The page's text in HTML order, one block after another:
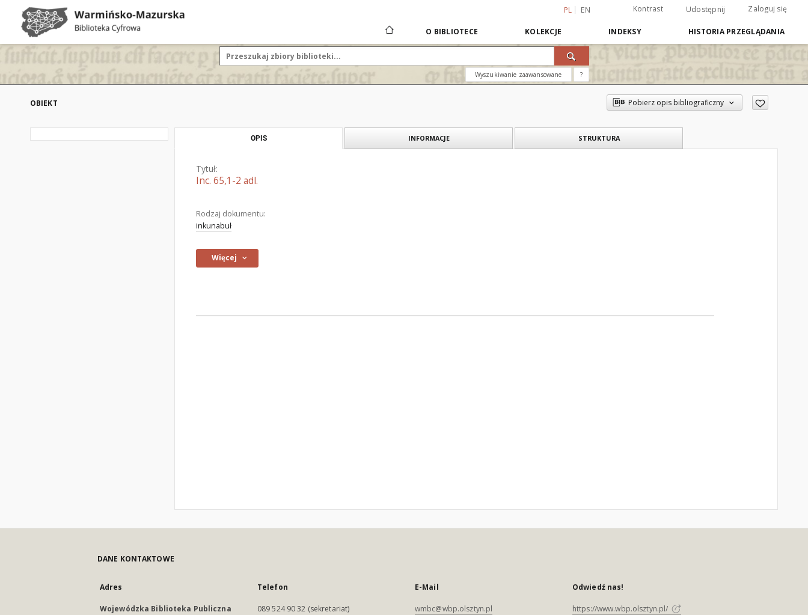
PL EN Kontrast Udostępnij Zaloguj się
O BIBLIOTECE KOLEKCJE INDEKSY HISTORIA PRZEGLĄDANIA
Wyszukiwanie zaawansowane ?
OBIEKT Pobierz opis bibliograficzny
OPIS INFORMACJE STRUKTURA
Tytuł:
Inc. 65,1-2 adl.
Rodzaj dokumentu:
inkunabuł
Więcej
DANE KONTAKTOWE
Adres
Wojewódzka Biblioteka Publiczna
Telefon
089 524 90 32 (sekretariat)
E-Mail
wmbc@wbp.olsztyn.pl
Odwiedź nas!
https://www.wbp.olsztyn.pl/